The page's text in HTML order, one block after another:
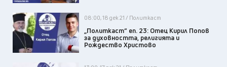
08:00, 18 дек 21 / Политкаст
„Политкаст“ еп. 23: Отец Кирил Попов
за духовността, религията и
Рождество Христово